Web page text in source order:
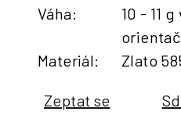
Váha:
10 - 11
Materiál: Zlato
Zeptat se